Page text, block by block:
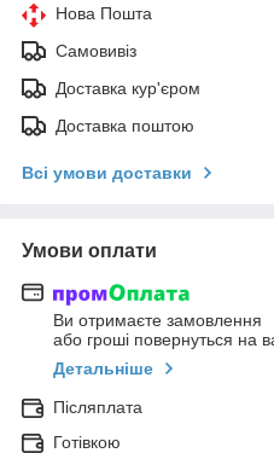
Нова Пошта
Самовивіз
Доставка кур'єром
Доставка поштою
Всі умови доставки
Умови оплати
Ви отримаєте замовлення
або гроші повернуться на
Детальніше
Післяплата
Готівкою